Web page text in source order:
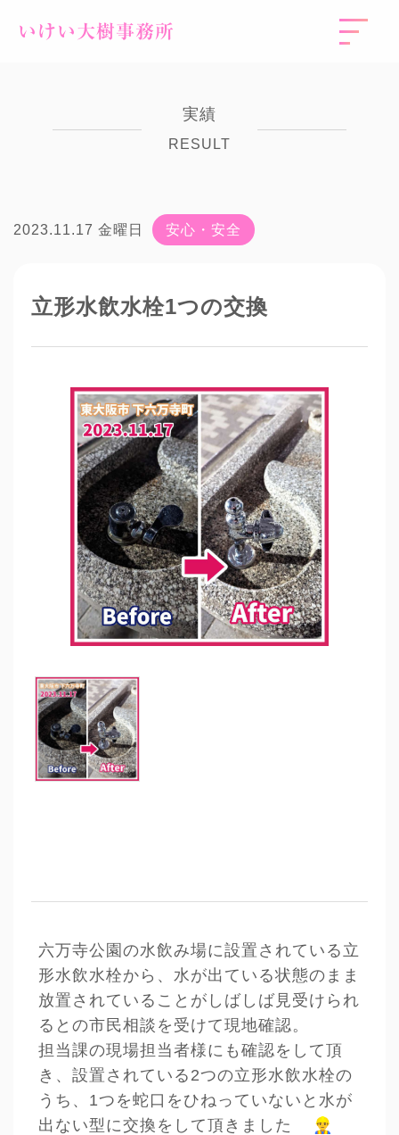
いけい大樹事務所
実績
RESULT
2023.11.17 金曜日 安心・安全
立形水飲水栓1つの交換
六万寺公園の水飲み場に設置されている立
形水飲水栓から、水が出ている状態のまま
放置されていることがしばしば見受けられ
るとの市民相談を受けて現地確認。
担当課の現場担当者様にも確認をして頂
き、設置されている2つの立形水飲水栓の
うち、1つを蛇口をひねっていないと水が
出ない型に交換をして頂きました
👷‍♂️